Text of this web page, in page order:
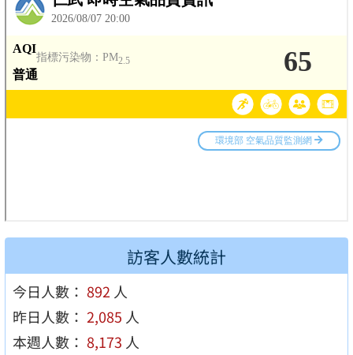
訪客人數統計
今日人數： 892 人
昨日人數： 2,085 人
本週人數： 8,173 人